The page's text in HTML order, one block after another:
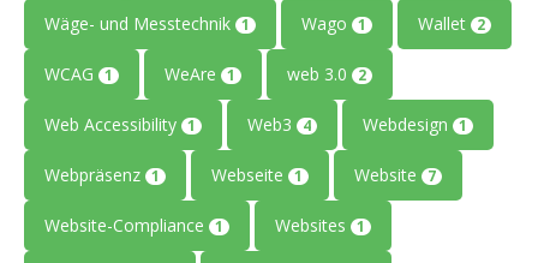
Wäge- und Messtechnik 1 Wago 1 Wallet 2
WCAG 1 WeAre 1 web 3.0 2
Web Accessibility 1 Web3 4 Webdesign 1
Webpräsenz 1 Webseite 1 Website 7
Website-Compliance 1 Websites 1